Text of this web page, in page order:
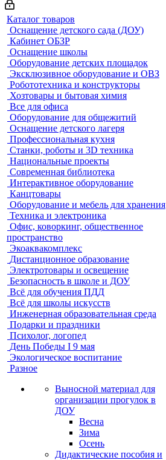
Каталог товаров
Оснащение детского сада (ДОУ)
Кабинет ОБЗР
Оснащение школы
Оборудование детских площадок
Эксклюзивное оборудование и ОВЗ
Робототехника и конструкторы
Хозтовары и бытовая химия
Все для офиса
Оборудование для общежитий
Оснащение детского лагеря
Профессиональная кухня
Станки, роботы и 3D техника
Национальные проекты
Современная библиотека
Интерактивное оборудование
Канцтовары
Оборудование и мебель для хранения
Техника и электроника
Офис, коворкинг, общественное
пространство
Экоаквакомплекс
Дистанционное образование
Электротовары и освещение
Безопасность в школе и ДОУ
Всё для обучения ПДД
Всё для школы искусств
Инженерная образовательная среда
Подарки и праздники
Психолог, логопед
День Победы I 9 мая
Экологическое воспитание
Разное
Выносной материал для
организации прогулок в
ДОУ
Весна
Зима
Осень
Дидактические пособия и